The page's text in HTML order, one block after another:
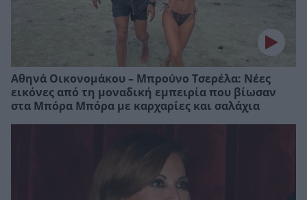
Αθηνά Οικονομάκου – Μπρούνο Τσερέλα: Νέες
εικόνες από τη μοναδική εμπειρία που βίωσαν
στα Μπόρα Μπόρα με καρχαρίες και σαλάχια